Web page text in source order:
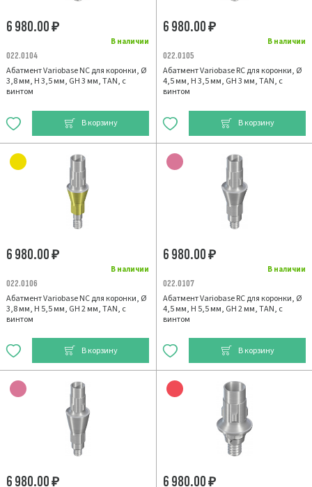
В наличии
6 980.00₽
022.0104
Абатмент Variobase NC для коронки, Ø
3,8 мм, H 3,5 мм, GH 3 мм, TAN, с
винтом
В корзину
В наличии
6 980.00₽
022.0105
Абатмент Variobase RC для коронки, Ø
4,5 мм, H 3,5 мм, GH 3 мм, TAN, с
винтом
В корзину
В наличии
6 980.00₽
022.0106
Абатмент Variobase NC для коронки, Ø
3,8 мм, H 5,5 мм, GH 2 мм, TAN, с
винтом
В корзину
В наличии
6 980.00₽
022.0107
Абатмент Variobase RC для коронки, Ø
4,5 мм, H 5,5 мм, GH 2 мм, TAN, с
винтом
В корзину
6 980.00₽ 6 980.00₽